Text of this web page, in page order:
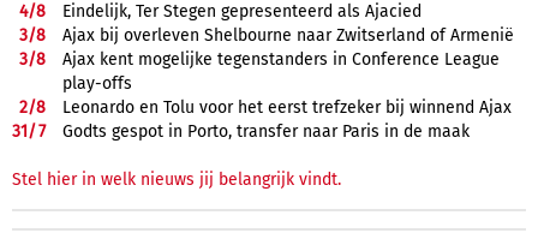
4/8
Eindelijk, Ter Stegen gepresenteerd als Ajacied
3/8
Ajax bij overleven Shelbourne naar Zwitserland of Armenië
3/8
Ajax kent mogelijke tegenstanders in Conference League
play-offs
2/8
Leonardo en Tolu voor het eerst trefzeker bij winnend Ajax
31/7 Godts gespot in Porto, transfer naar Paris in de maak
Stel hier in welk nieuws jij belangrijk vindt.